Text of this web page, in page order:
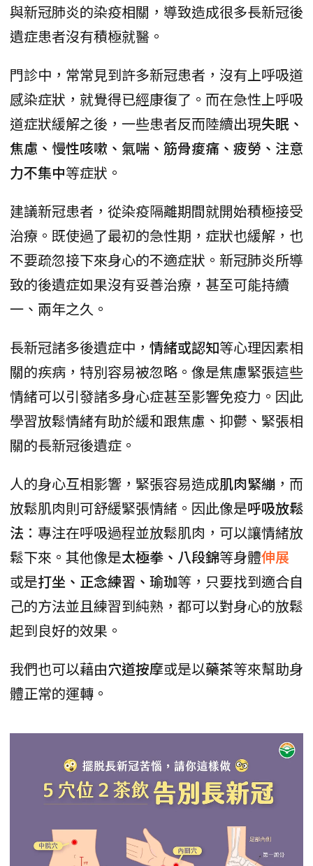
與新冠肺炎的染疫相關，導致造成很多長新冠後
遺症患者沒有積極就醫。
門診中，常常見到許多新冠患者，沒有上呼吸道
感染症狀，就覺得已經康復了。而在急性上呼吸
道症狀緩解之後，一些患者反而陸續出現失眠、
焦慮、慢性咳嗽、氣喘、筋骨痠痛、疲勞、注意
力不集中等症狀。
建議新冠患者，從染疫隔離期間就開始積極接受
治療。既使過了最初的急性期，症狀也緩解，也
不要疏忽接下來身心的不適症狀。新冠肺炎所導
致的後遺症如果沒有妥善治療，甚至可能持續
一、兩年之久。
長新冠諸多後遺症中， 情緒或認知等心理因素相
關的疾病，特別容易被忽略。像是焦慮緊張這些
情緒可以引發諸多身心症甚至影響免疫力。因此
學習放鬆情緒有助於緩和跟焦慮、抑鬱、緊張相
關的長新冠後遺症。
人的身心互相影響，緊張容易造成肌肉緊繃 ，而
放鬆肌肉則可舒緩緊張情緒。因此像是呼吸放鬆
法 ：專注在呼吸過程並放鬆肌肉，可以讓情緒放
鬆下來。其他像是太極拳、八段錦等身體伸展
或是打坐、正念練習、瑜珈等，只要找到適合自
己的方法並且練習到純熟，都可以對身心的放鬆
起到良好的效果。
我們也可以藉由穴道按摩或是以藥茶等來幫助身
體正常的運轉。